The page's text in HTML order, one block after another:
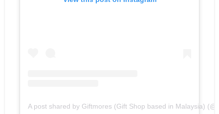
A post shared by Giftmores (Gift Shop based in Malaysia)